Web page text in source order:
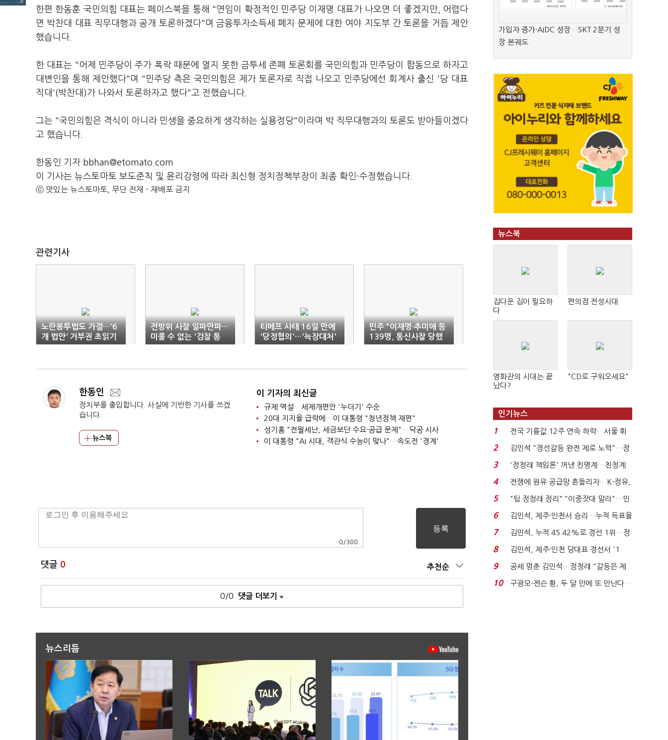
한편 한동훈 국민의힘 대표는 페이스북을 통해 "연임이 확정적인 민주당 이재명 대표가 나오면 더 좋겠지만, 어렵다
면 박찬대 대표 직무대행과 공개 토론하겠다"며 금융투자소득세 폐지 문제에 대한 여야 지도부 간 토론을 거듭 제안
했습니다.
한 대표는 "어제 민주당이 주가 폭락 때문에 열지 못한 금투세 존폐 토론회를 국민의힘과 민주당이 합동으로 하자고
대변인을 통해 제안했다"며 "민주당 측은 국민의힘은 제가 토론자로 직접 나오고 민주당에선 회계사 출신 '당 대표
직대'(박찬대)가 나와서 토론하자고 했다"고 전했습니다.
그는 "국민의힘은 격식이 아니라 민생을 중요하게 생각하는 실용정당"이라며 박 직무대행과의 토론도 받아들이겠다
고 했습니다.
한동인 기자 bbhan@etomato.com
이 기사는 뉴스토마토 보도준칙 및 윤리강령에 따라 최신형 정치정책부장이 최종 확인·수정했습니다.
ⓒ 맛있는 뉴스토마토, 무단 전재 - 재배포 금지
관련기사
노란봉투법도 가결…'6
개 법안' 거부권 초읽기
전방위 사찰 일파만파…
미룰 수 없는 '검찰 통
제'
티메프 사태 16일 만에
'당정협의'…'늑장대처'
논란
민주 "이재명·추미애 등
139명, 통신사찰 당했
다"
한동인
정치부를 출입합니다. 사실에 기반한 기사를 쓰겠
습니다.
뉴스북
이 기자의 최신글
규제 역설…세제개편안 '누더기' 수순
20대 지지율 급락에…이 대통령 "청년정책 재편"
성기홍 "전월세난, 세금보단 수요·공급 문제"…닥공 시사
이 대통령 "AI 시대, 객관식 수능이 맞나"…속도전 '경계'
0 /300
댓글 0 추천순
0/0 댓글 더보기
뉴스리듬
가입자 증가·AIDC 성장…SKT 2분기 성
장 본궤도
뉴스북
집다운 집이 필요하
다
편의점 전성시대
영화관의 시대는 끝
났다?
"CD로 구워오세요"
인기뉴스
1
전국 기름값 12주 연속 하락…서울 휘
발윳값 1909원...
2
김민석 "경선갈등 완전 제로 노력"…정
청래 "반명 공세 사...
3
'정청래 책임론' 꺼낸 친명계…친청계
는 추가투표 때리기...
4
전쟁에 원유 공급망 흔들리자…K-정유,
에너지안보 핵심...
5
"팀 정청래 정리" "이중잣대 말라"…민
주 최고위원 계파 다...
6
김민석, 제주·인천서 승리…누적 득표율
'1위 탈환'(종합)...
7
김민석, 누적 45.42%로 경선 1위…정
청래와 격차 0.86%p(...
8
김민석, 제주·인천 당대표 경선서 '1
위'(1보)...
9
공세 멈춘 김민석…정청래 "갈등은 제
가 수습"
10
구광모-젠슨 황, 두 달 만에 또 만난다…